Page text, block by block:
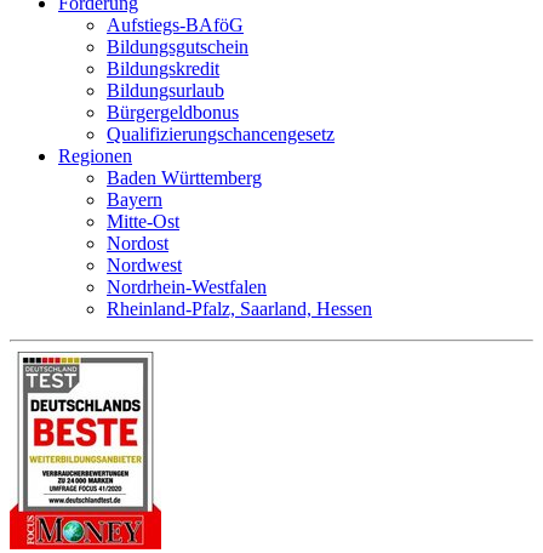
Aufstiegs-BAföG
Bildungsgutschein
Bildungskredit
Bildungsurlaub
Bürgergeldbonus
Qualifizierungschancengesetz
Regionen
Baden Württemberg
Bayern
Mitte-Ost
Nordost
Nordwest
Nordrhein-Westfalen
Rheinland-Pfalz, Saarland, Hessen